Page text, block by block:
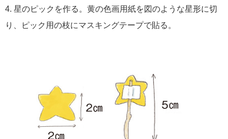
4. 星のピックを作る。黄の色画用紙を図のような星形に切
り、ピック用の枝にマスキングテープで貼る。